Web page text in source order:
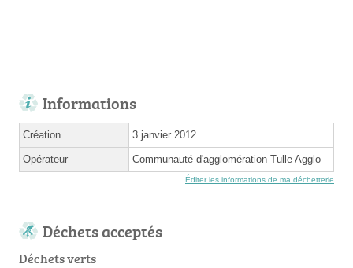
Informations
Création 3 janvier 2012
Opérateur Communauté d'agglomération Tulle Agglo
Éditer les informations de ma déchetterie
Déchets acceptés
Déchets verts